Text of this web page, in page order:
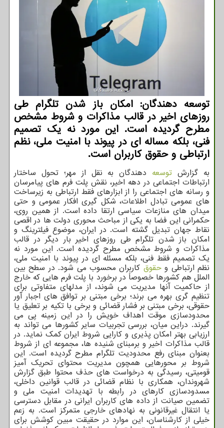
توسعه دهندگان: امکان باز شدن تلگرام طی
روزهای اخیر در قالب مذاکرات و شروط مشخص
مطرح گردیده است. این مورد نه یک تصمیم
فنی، بلکه مساله ای در پیوند با امنیت ملی، نظم
ارتباطی و حقوق کاربران است.
به گزارش توسعه دهندگان به نقل از مهر؛ تحول ساختار
ارتباطات اجتماعی در دهه اخیر، نقش پلت فرم های پیامرسان
و رسانه های اجتماعی را از ابزارهای فقط ارتباطی به زیرساخت
های عمومی تبادل اطلاعات، شکل گیری افکار عمومی و حتی
میدان های منازعات سیاسی ارتقا داده است. از همین روی،
حکمرانی این فضا به یکی از مباحث محوری دولت ها در اقصی
نقاط جهان تبدیل گشته است. در ایران، موضوع فیلترینگ و
امکان باز شدن تلگرام طی روزهای اخیر بار دیگر در قالب
مذاکرات و شروط مشخص مطرح گردیده است. این مورد نه
یک تصمیم فقط فنی، بلکه مسئله ای در پیوند با امنیت ملی،
نظم ارتباطی وحقوق کاربران محسوب می شود. در سطح بین
الملل هم کشورها خصوصاً در برخورد با پلت فرم هایی که خارج
از حاکمیت آنها مدیریت می شوند، از مدلهای متفاوتی برای
تنظیم گری بهره می برند؛ برخی مبتنی بر توافق های اجبار آور
حقوقی، برخی مبتنی بر فشار قضائی و برخی با تکیه بر تعلیق یا
محدودسازی موقت اهداف خویش را در این زمینه پی می
گیرند. دراین میان، بررسی تجربیات سایر کشورها می تواند به
ارزیابی بهتر امکان پذیری و کارایی شروط ایران کمک نماید. در
قالب مذاکرات اخیر و برمبنای شنیده ها، مجموعه ای از شروط
بعنوان مبنای رفع محدودیت تلگرام مطرح گردیده است. این
شروط بر محورهایی همچون مدیریت محتوای تحریک آمیز
قومیتی، رسیدگی به درخواست های حذف محتوا طبق گزارش
شهروندان، همکاری با نظام قضائی در قالب قوانین داخلی،
مسدودسازی کارهای در رابطه با تهدیدات امنیت ملی و
تضمین صیانت از داده های کاربران ایرانی در مقابل دسترسی
یا انتقال غیرقانونی به نهادهای خارجی متمرکز است. به زعم
خیلی از کارشناسان، این موارد در حقیقت مبین کوشش برای